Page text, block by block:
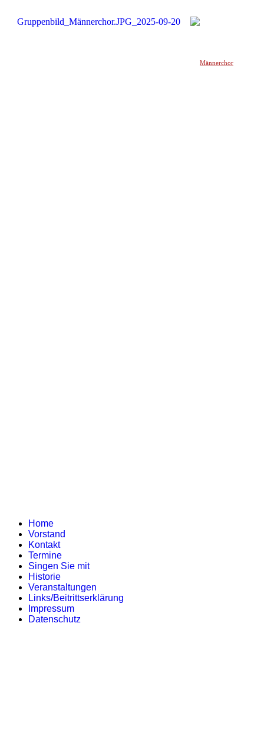
Männerchor
Home
Vorstand
Kontakt
Termine
Singen Sie mit
Historie
Veranstaltungen
Links/Beitrittserklärung
Impressum
Datenschutz